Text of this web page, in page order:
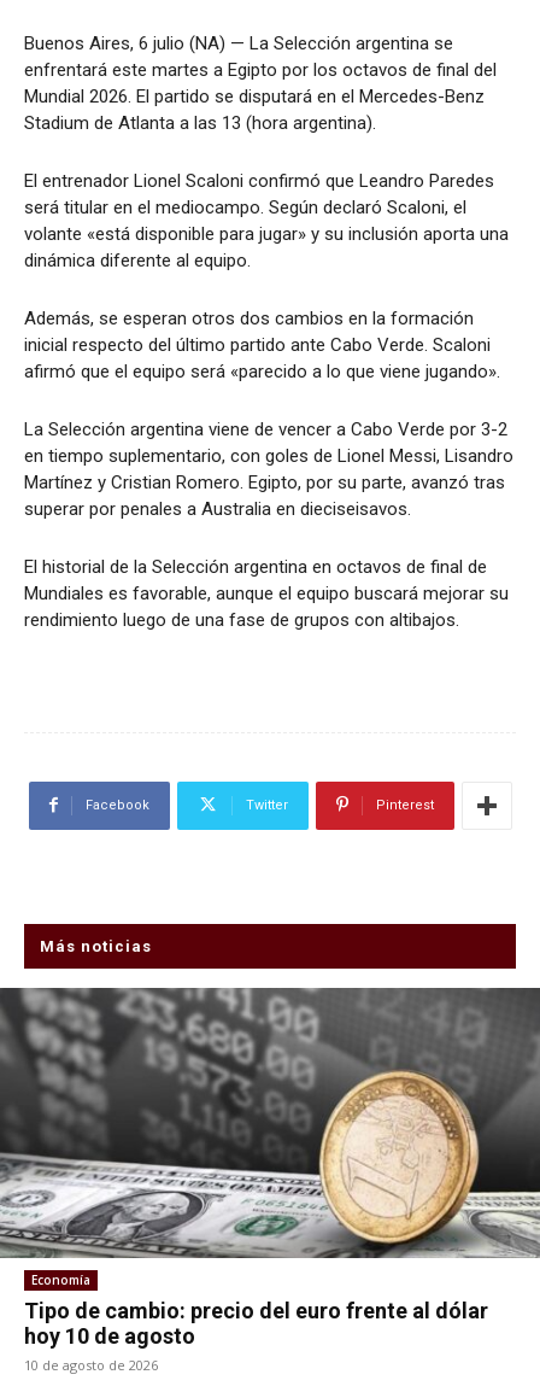
Buenos Aires, 6 julio (NA) — La Selección argentina se
enfrentará este martes a Egipto por los octavos de final del
Mundial 2026. El partido se disputará en el Mercedes-Benz
Stadium de Atlanta a las 13 (hora argentina).
El entrenador Lionel Scaloni confirmó que Leandro Paredes
será titular en el mediocampo. Según declaró Scaloni, el
volante «está disponible para jugar» y su inclusión aporta una
dinámica diferente al equipo.
Además, se esperan otros dos cambios en la formación
inicial respecto del último partido ante Cabo Verde. Scaloni
afirmó que el equipo será «parecido a lo que viene jugando».
La Selección argentina viene de vencer a Cabo Verde por 3-2
en tiempo suplementario, con goles de Lionel Messi, Lisandro
Martínez y Cristian Romero. Egipto, por su parte, avanzó tras
superar por penales a Australia en dieciseisavos.
El historial de la Selección argentina en octavos de final de
Mundiales es favorable, aunque el equipo buscará mejorar su
rendimiento luego de una fase de grupos con altibajos.
Facebook Twitter Pinterest
Más noticias
Economía
Tipo de cambio: precio del euro frente al dólar
hoy 10 de agosto
10 de agosto de 2026